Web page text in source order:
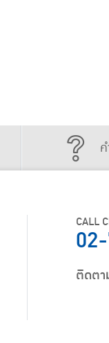
CALL
ติดตา